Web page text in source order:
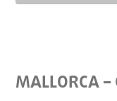
MALLORCA –